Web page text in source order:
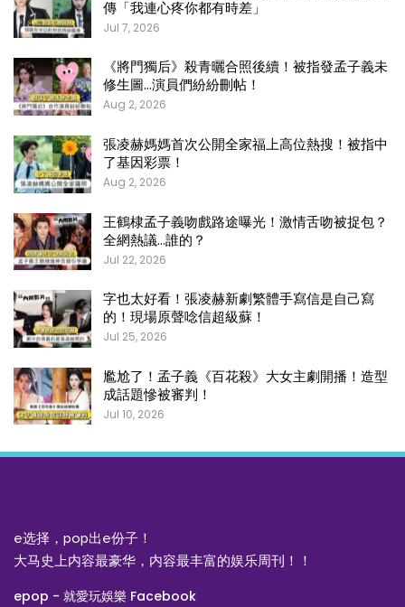
傳「我連心疼你都有時差」
Jul 7, 2026
《將門獨后》殺青曬合照後續！被指發孟子義未
修生圖…演員們紛紛刪帖！
Aug 2, 2026
張凌赫媽媽首次公開全家福上高位熱搜！被指中
了基因彩票！
Aug 2, 2026
王鶴棣孟子義吻戲路途曝光！激情舌吻被捉包？
全網熱議…誰的？
Jul 22, 2026
字也太好看！張凌赫新劇繁體手寫信是自己寫
的！現場原聲唸信超級蘇！
Jul 25, 2026
尷尬了！孟子義《百花殺》大女主劇開播！造型
成話題慘被審判！
Jul 10, 2026
e选择，pop出e份子！
大马史上内容最豪华，内容最丰富的娱乐周刊！！
epop - 就愛玩娛樂 Facebook